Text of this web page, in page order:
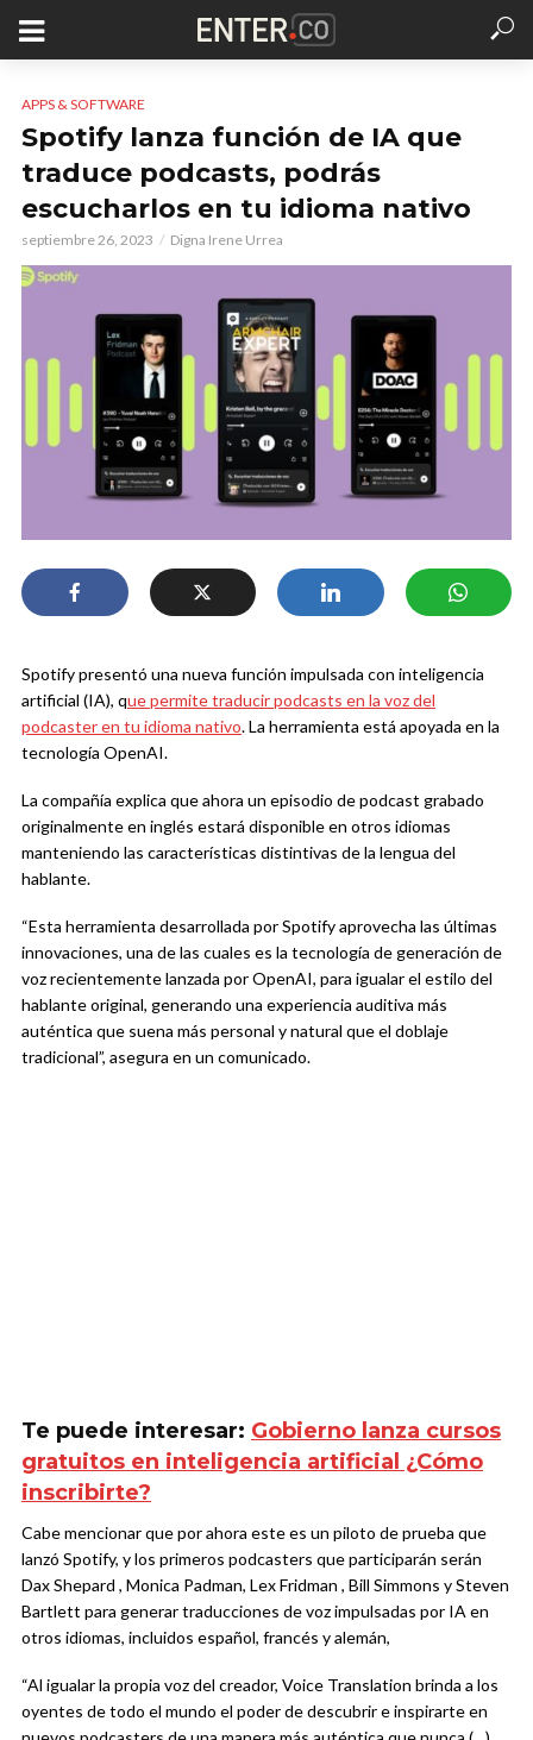
APPS & SOFTWARE
Spotify lanza función de IA que
traduce podcasts, podrás
escucharlos en tu idioma nativo
septiembre 26, 2023 Digna Irene Urrea
Spotify presentó una nueva función impulsada con inteligencia
artificial (IA), que permite traducir podcasts en la voz del
podcaster en tu idioma nativo. La herramienta está apoyada en la
tecnología OpenAI.
La compañía explica que ahora un episodio de podcast grabado
originalmente en inglés estará disponible en otros idiomas
manteniendo las características distintivas de la lengua del
hablante.
“Esta herramienta desarrollada por Spotify aprovecha las últimas
innovaciones, una de las cuales es la tecnología de generación de
voz recientemente lanzada por OpenAI, para igualar el estilo del
hablante original, generando una experiencia auditiva más
auténtica que suena más personal y natural que el doblaje
tradicional”, asegura en un comunicado.
Te puede interesar: Gobierno lanza cursos
gratuitos en inteligencia artificial ¿Cómo
inscribirte?
Cabe mencionar que por ahora este es un piloto de prueba que
lanzó Spotify, y los primeros podcasters que participarán serán
Dax Shepard , Monica Padman, Lex Fridman , Bill Simmons y Steven
Bartlett para generar traducciones de voz impulsadas por IA en
otros idiomas, incluidos español, francés y alemán,
“Al igualar la propia voz del creador, Voice Translation brinda a los
oyentes de todo el mundo el poder de descubrir e inspirarte en